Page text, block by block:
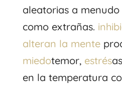
aleatorias a menudo
como extrañas.
alteran la mente
miedotemor, estrés
en la temperatura